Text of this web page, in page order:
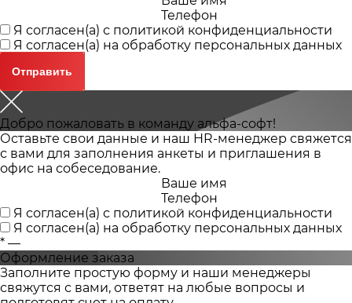
Телефон
Я согласен(а) с политикой конфиденциальности
Я согласен(а) на обработку персональных данных
Добро пожаловать в команду альфа-софт!
Оставьте свои данные и наш HR-менеджер свяжется
с вами для заполнения анкеты и приглашения в
офис на собеседование.
Ваше имя
Телефон
Я согласен(а) с политикой конфиденциальности
Я согласен(а) на обработку персональных данных
* —
Оформление заказа
Заполните простую форму и наши менеджеры
свяжутся с вами, ответят на любые вопросы и